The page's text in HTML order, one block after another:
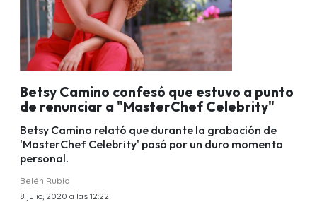
Betsy Camino confesó que estuvo a punto
de renunciar a "MasterChef Celebrity"
Betsy Camino relató que durante la grabación de
'MasterChef Celebrity' pasó por un duro momento
personal.
Belén Rubio
8 julio, 2020 a las 12:22